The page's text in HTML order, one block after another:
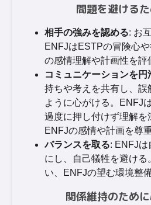
問題を避ける
相手の強みを認める: お
ENFJはESTPの冒険心
の感情理解や計画性を評
コミュニケーションを円
持ちや考えを共有し、
ように心がける。ENFJ
過度に押し付けず理解
ENFJの感情や計画を尊
バランスを取る: ENFJは
にし、自己犠牲を避け
い、ENFJの望む環境整
関係維持のため